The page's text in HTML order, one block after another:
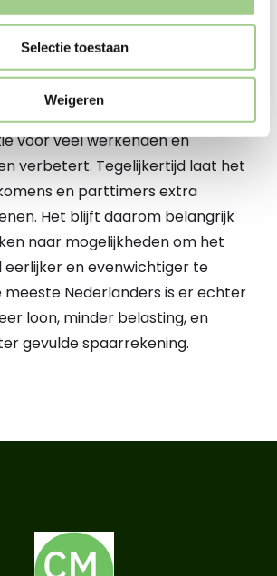
Selectie toestaan
Weigeren
voor jou?
in 2025 benadrukken dat de
voor veel werkenden en
verbetert. Tegelijkertijd laat het
en parttimers extra
Het blijft daarom belangrijk
naar mogelijkheden om het
eerlijker en evenwichtiger te
meeste Nederlanders is er echter
loon, minder belasting, en
gevulde spaarrekening.